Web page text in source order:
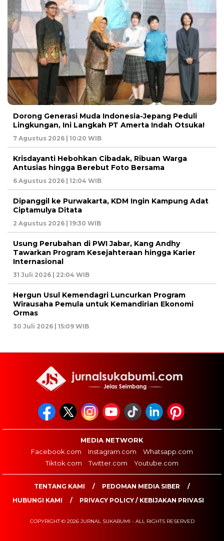
Dorong Generasi Muda Indonesia-Jepang Peduli
Lingkungan, Ini Langkah PT Amerta Indah Otsuka!
7 Agustus 2026 | 10:20 WIB
Krisdayanti Hebohkan Cibadak, Ribuan Warga
Antusias hingga Berebut Foto Bersama
6 Agustus 2026 | 12:04 WIB
Dipanggil ke Purwakarta, KDM Ingin Kampung Adat
Ciptamulya Ditata
2 Agustus 2026 | 19:30 WIB
Usung Perubahan di PWI Jabar, Kang Andhy
Tawarkan Program Kesejahteraan hingga Karier
Internasional
31 Juli 2026 | 22:04 WIB
Hergun Usul Kemendagri Luncurkan Program
Wirausaha Pemula untuk Kemandirian Ekonomi
Ormas
30 Juli 2026 | 15:09 WIB
MEDIA NETWORK
Facebook.com
Instagram.com
Whatsapp.com
Tiktok.com
Twitter.com Youtube.com
TENTANG KAMI
PEDOMAN MEDIA SIBER
HUBUNGI KAMI
PRIVACY POLICY / KEBIJAKAN PRIVASI
COPYRIGHT © 2026 JURNAL SUKABUMI - ALL RIGHTS RESERVED